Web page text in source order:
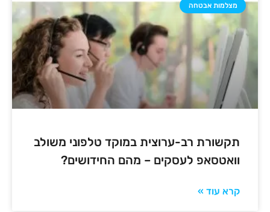
מצלמות אבטחה
תקשורת רב-ערוצית במוקד טלפוני משולב
וואטסאפ לעסקים – מהם החידושים?
קרא עוד »